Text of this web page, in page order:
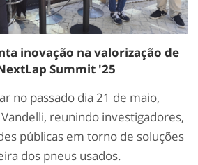
inovação na valorização de
Summit '25
no passado dia 21 de maio,
reunindo investigadores,
públicas em torno de soluções
dos pneus usados.